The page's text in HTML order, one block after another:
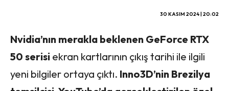
30 KASIM 2024 | 20:02
Nvidia’nın merakla beklenen GeForce RTX
50 serisi ekran kartlarının çıkış tarihi ile ilgili
yeni bilgiler ortaya çıktı. Inno3D’nin Brezilya